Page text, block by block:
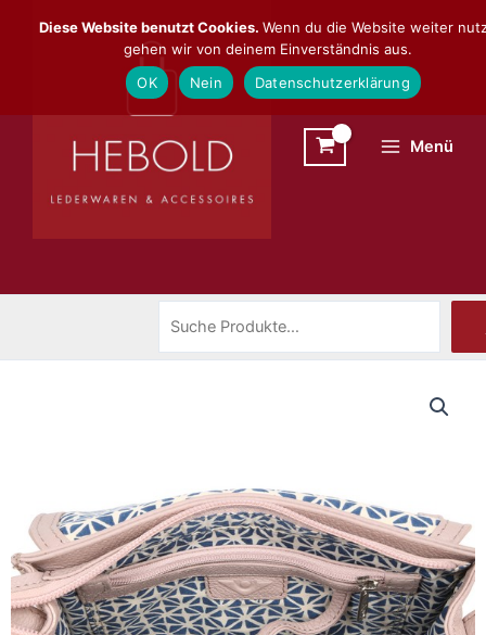
Inhalt
Menü
Diese Website benutzt Cookies. Wenn du die Website weiter
gehen wir von deinem Einverständnis aus.
OK
Nein Datenschutzerklärung